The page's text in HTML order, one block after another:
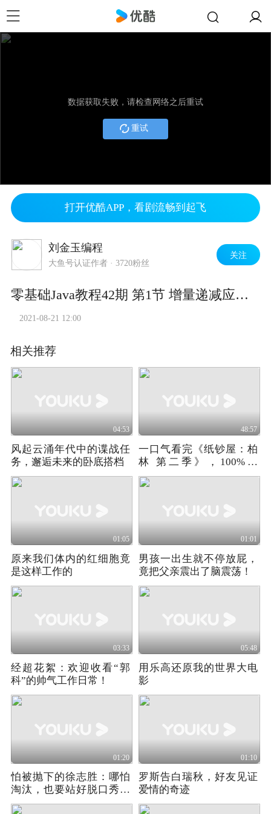
数据获取失败，请检查网络之后重试
重试
打开优酷APP，看剧流畅到起飞
刘金玉编程
大鱼号认证作者 ·3720粉丝
关注
零基础Java教程42期 第1节 增量递减应用，多个初始化变量在for中的应用
2021-08-21 12:00
相关推荐
04:53
风起云涌年代中的谍战任
务，邂逅未来的卧底搭档
48:57
一口气看完《纸钞屋：柏
林 第二季》，100%主
线，0%感情线
01:05
原来我们体内的红细胞竟
是这样工作的
01:01
男孩一出生就不停放屁，
竟把父亲震出了脑震荡！
03:33
经超花絮：欢迎收看“郭
科”的帅气工作日常！
05:48
用乐高还原我的世界大电
影
01:20
怕被抛下的徐志胜：哪怕
淘汰，也要站好脱口秀最
后一岗
01:10
罗斯告白瑞秋，好友见证
爱情的奇迹